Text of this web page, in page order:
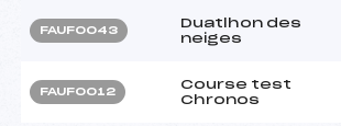
FAUF0043
Duatlhon des
neiges
FAUF0012
Course test
Chronos